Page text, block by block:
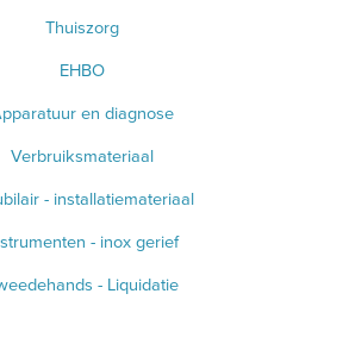
Thuiszorg
EHBO
en diagnose
Verbruiksmateriaal
- installatiemateriaal
- inox gerief
- Liquidatie